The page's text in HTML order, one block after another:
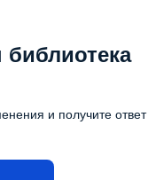
и получите ответ